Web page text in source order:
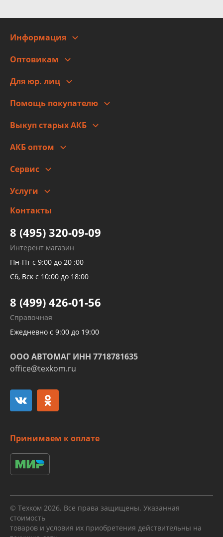
Информация
Адреса
Новости
Правовая информация
Оптовикам
Для юр. лиц
Помощь покупателю
Оплата
Гарантии и возврат
Выкуп старых АКБ
АКБ оптом
Сервис
Заправка кондиционера авто
Детейлинг
Услуги
высокого давления
Тормозных трубок
Рукавов гидроусилителей
Рукавов компрессоров и турбин
Трубок кондиционеров
Развертка пайка медных стальных
алюминиевых трубок и штуцеров
Контакты
8 (495) 320-09-09
Интерент магазин
Пн-Пт с 9:00 до 20 :00
Сб, Вск с 10:00 до 18:00
8 (499) 426-01-56
Справочная
Ежедневно с 9:00 до 19:00
ООО АВТОМАГ ИНН 7718781635
office@texkom.ru
Принимаем к оплате
© Техком 2026. Все права защищены. Указанная
стоимость
товаров и условия их приобретения действительны на